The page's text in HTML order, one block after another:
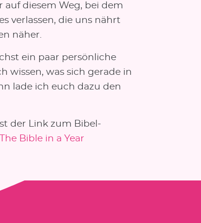
diesem Weg, bei dem
verlassen, die uns nährt
näher.
ein paar persönliche
wissen, was sich gerade in
lade ich euch dazu den
der Link zum Bibel-
The Bible in a Year